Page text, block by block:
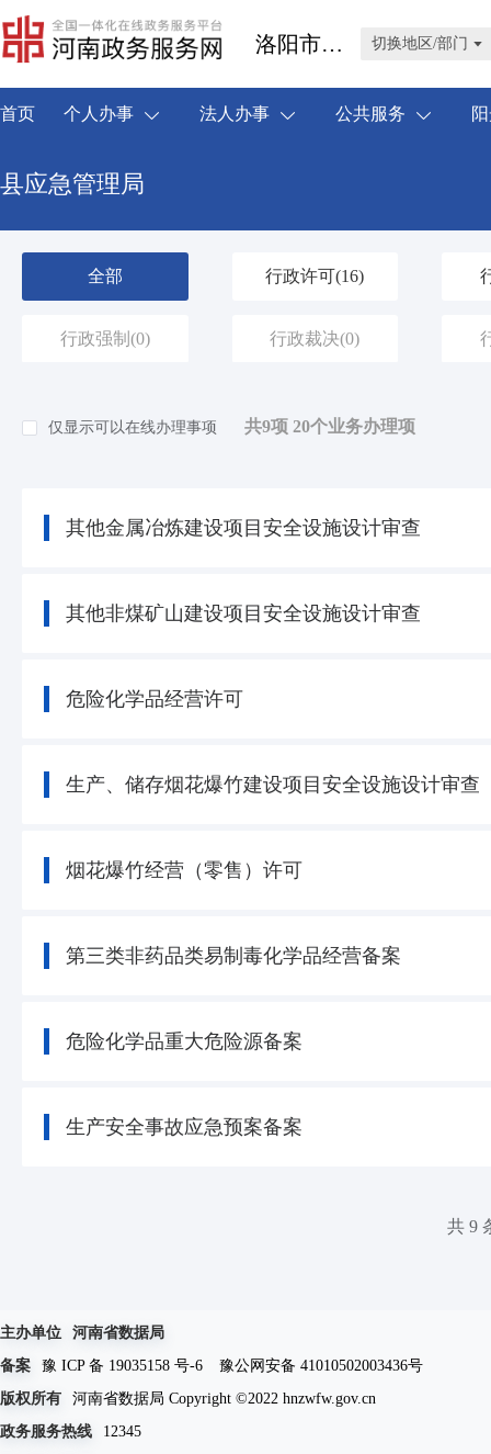
洛阳市伊川县 切换地区/部门
首页 个人办事 法人办事 公共服务
县应急管理局
全部 行政许可(16)
行政强制 (0) 行政裁决(0)
仅显示可以在线办理事项 共9项 20个业务办理项
其他金属冶炼建设项目安全设施设计审查
其他非煤矿山建设项目安全设施设计审查
危险化学品经营许可
生产、储存烟花爆竹建设项目安全设施设计审查
烟花爆竹经营（零售）许可
第三类非药品类易制毒化学品经营备案
危险化学品重大危险源备案
生产安全事故应急预案备案
共 9
主办单位
河南省数据局
备案
豫 ICP 备 19035158 号-6
豫公网安备 41010502003436号
版权所有
河南省数据局 Copyright ©2022 hnzwfw.gov.cn
政务服务热线
12345